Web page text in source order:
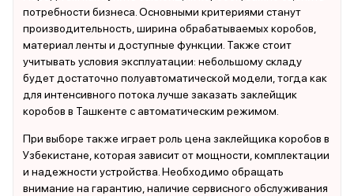
потребности бизнеса. Основными критериями станут
производительность, ширина обрабатываемых коробов,
материал ленты и доступные функции. Также стоит
учитывать условия эксплуатации: небольшому складу
будет достаточно полуавтоматической модели, тогда как
для интенсивного потока лучше заказать заклейщик
коробов в Ташкенте с автоматическим режимом.
При выборе также играет роль цена заклейщика коробов в
Узбекистане, которая зависит от мощности, комплектации
и надежности устройства. Необходимо обращать
внимание на гарантию, наличие сервисного обслуживания